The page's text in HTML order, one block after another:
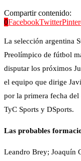
Compartir contenido:
0FacebookTwitter
La selección argentina
Preolímpico de fútbol
disputar los próximos
el equipo que dirige
por la primera fecha
TyC Sports y DSports.
Las probables
Leandro Brey; Joaquín